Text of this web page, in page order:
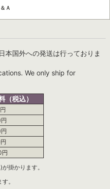
Ａ
本国外への発送は行っておりま
We only ship for
（税込）
円
掛かります。
。